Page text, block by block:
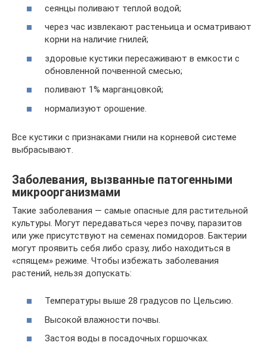
сеянцы поливают теплой водой;
через час извлекают растеньица и осматривают
корни на наличие гнилей;
здоровые кустики пересаживают в емкости с
обновленной почвенной смесью;
поливают 1% марганцовкой;
нормализуют орошение.
Все кустики с признаками гнили на корневой системе
выбрасывают.
Заболевания, вызванные патогенными
микроорганизмами
Такие заболевания — самые опасные для растительной
культуры. Могут передаваться через почву, паразитов
или уже присутствуют на семенах помидоров. Бактерии
могут проявить себя либо сразу, либо находиться в
«спящем» режиме. Чтобы избежать заболевания
растений, нельзя допускать:
Температуры выше 28 градусов по Цельсию.
Высокой влажности почвы.
Застоя воды в посадочных горшочках.